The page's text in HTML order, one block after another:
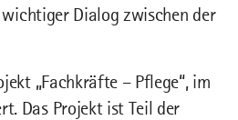
Dialog zwischen der
„Fachkräfte – Pflege“, im
Das Projekt ist Teil der